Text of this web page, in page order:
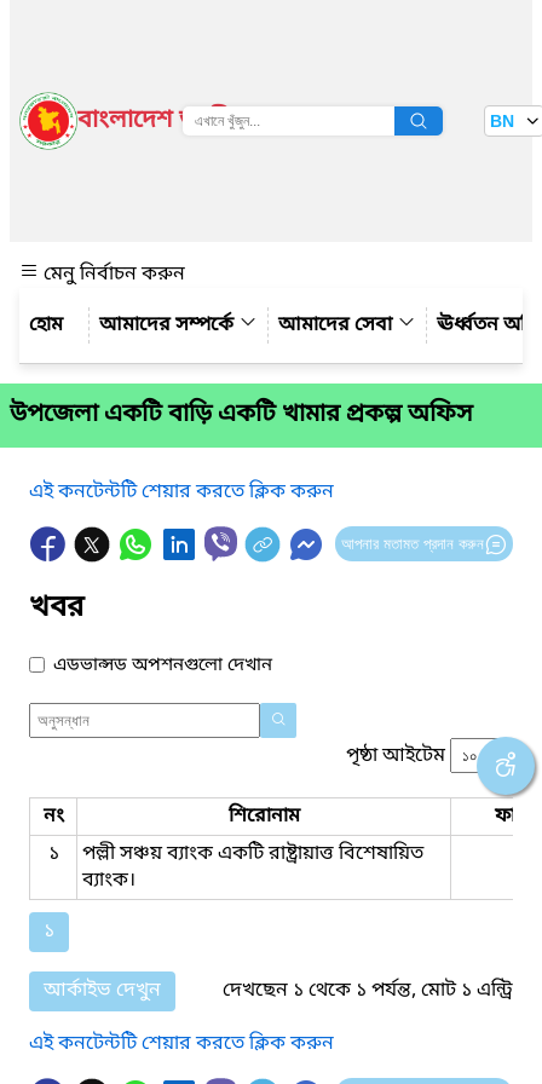
বাংলাদেশ জাতীয় তথ্য বাতায়ন BN
মেনু নির্বাচন করুন
আমাদের সম্পর্কে
আমাদের সেবা ঊর্ধ্বতন
উপজেলা একটি বাড়ি একটি খামার প্রকল্প অফিস
এই কনটেন্টটি শেয়ার করতে ক্লিক করুন
আপনার মতামত প্রদান করুন
খবর
এডভান্সড অপশনগুলো দেখান
পৃষ্ঠা আইটেম
নং শিরোনাম
ফাইল
১
পল্লী সঞ্চয় ব্যাংক একটি রাষ্ট্রায়াত্ত বিশেষায়িত
ব্যাংক।
১
আর্কাইভ দেখুন
দেখছেন ১ থেকে ১ পর্যন্ত, মোট ১ এন্ট্রি
এই কনটেন্টটি শেয়ার করতে ক্লিক করুন